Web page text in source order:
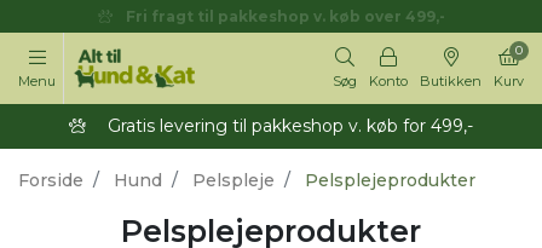
Fri fragt til pakkeshop v. køb over 499,-
Menu Søg Konto Butikken Kurv
0
Gratis levering til pakkeshop v. køb for 499,-
Forside Hund Pelspleje Pelsplejeprodukter
Pelsplejeprodukter